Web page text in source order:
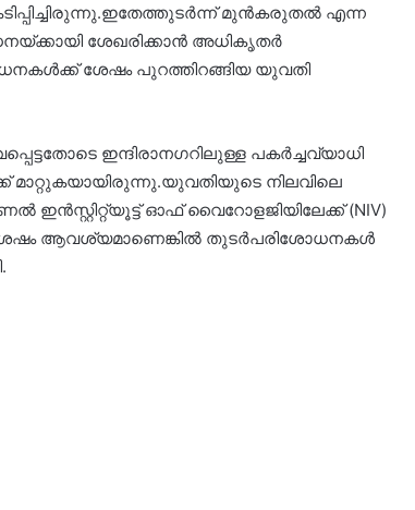
മുൻകരുതൽ എന്ന
ശേഖരിക്കാൻ അധികൃതർ
ശേഷം പുറത്തിറങ്ങിയ യുവതി
ഇന്ദിരാനഗറിലുള്ള പകർച്ചവ്യാധി
നിലവിലെ
ഓഫ് വൈറോളജിയിലേക്ക് (NIV)
ശേഷം ആവശ്യമാണെങ്കിൽ തുടർപരിശോധനകൾ